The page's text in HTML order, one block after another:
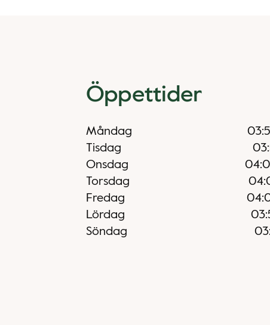
Öppettider
Måndag
Tisdag
Onsdag
Torsdag
Fredag
Lördag
Söndag